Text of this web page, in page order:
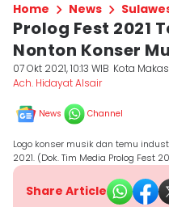
Home News
Prolog Fest 2021
Nonton Konser
07 Okt 2021, 10:13 WIB Kota
Ach. Hidayat Alsair
News Channel
Logo konser musik dan temu
2021. (Dok. Tim Media Prolog Fest
Share Article